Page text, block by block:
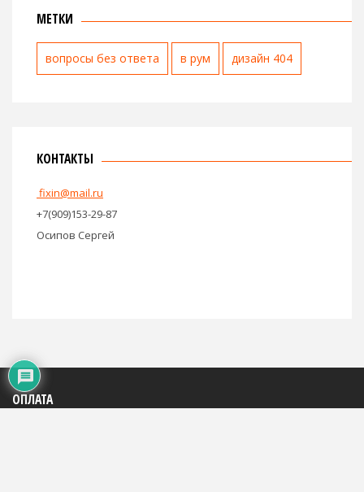
МЕТКИ
вопросы без ответа в рум дизайн 404
КОНТАКТЫ
fixin@mail.ru
+7(909)153-29-87
Осипов Сергей
ОПЛАТА